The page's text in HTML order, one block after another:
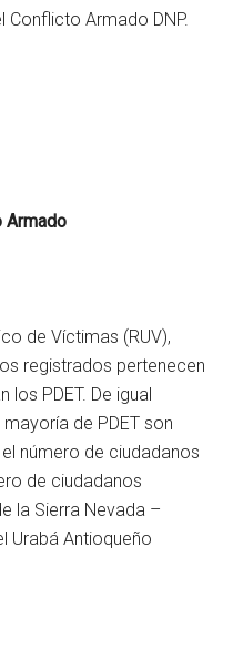
Conflicto Armado DNP.
Armado
de Víctimas (RUV),
registrados pertenecen
PDET. De igual
de PDET son
número de ciudadanos
de ciudadanos
la Sierra Nevada –
Urabá Antioqueño